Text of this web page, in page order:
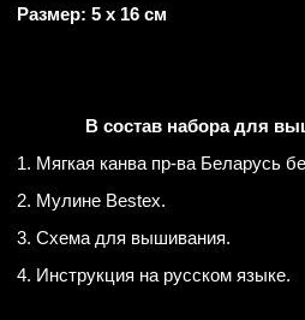
Размер: 5 х 16 см
В состав набора для
1. Мягкая канва пр-ва Беларусь
2. Мулине Bestex.
3. Схема для вышивания.
4. Инструкция на русском языке.